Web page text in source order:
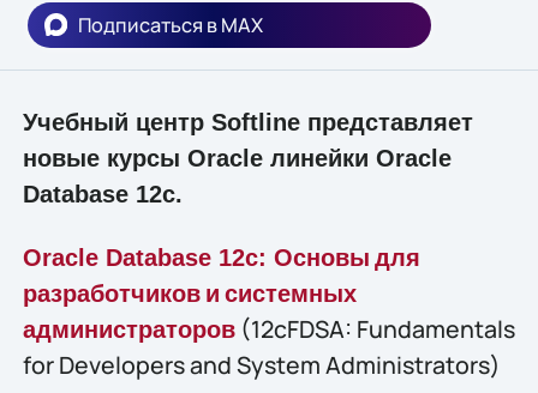
Подписаться в MAX
Учебный центр Softline представляет
новые курсы Oracle линейки Oracle
Database 12c.
Oracle Database 12c: Основы для
разработчиков и системных
администраторов(12cFDSA: Fundamentals
for Developers and System Administrators)